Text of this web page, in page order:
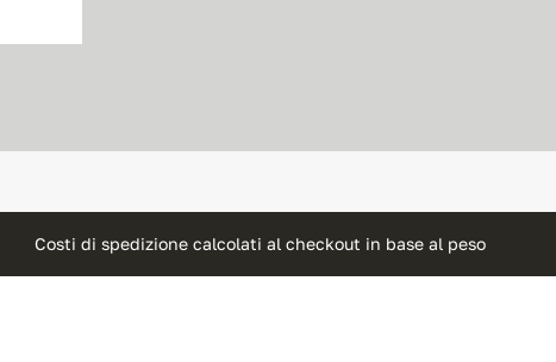
Costi di spedizione calcolati al checkout in base al peso